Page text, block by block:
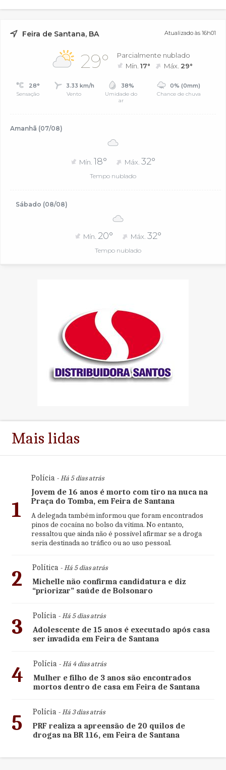
Feira de Santana, BA Atualizado às 16h01
29°
Parcialmente nublado
Mín.17° Máx. 29°
28°
Sensação
3.33 km/h
Vento
38%
Umidade do
ar
0% (0mm)
Chance de chuva
Amanhã (07/08)
Mín. 18° Máx. 32°
Tempo nublado
Sábado (08/08)
Mín. 20° Máx.32°
Tempo nublado
Mais lidas
1
Polícia- Há 5 dias atrás
Jovem de 16 anos é morto com tiro na nuca na
Praça do Tomba, em Feira de Santana
A delegada também informou que foram encontrados
pinos de cocaína no bolso da vítima. No entanto,
ressaltou que ainda não é possível afirmar se a droga
seria destinada ao tráfico ou ao uso pessoal.
2 Política- Há 5 dias atrás
Michelle não confirma candidatura e diz
“priorizar” saúde de Bolsonaro
3 Polícia- Há 5 dias atrás
Adolescente de 15 anos é executado após casa
ser invadida em Feira de Santana
4 Polícia- Há 4 dias atrás
Mulher e filho de 3 anos são encontrados
mortos dentro de casa em Feira de Santana
5 Polícia- Há 3 dias atrás
PRF realiza a apreensão de 20 quilos de
drogas na BR 116, em Feira de Santana